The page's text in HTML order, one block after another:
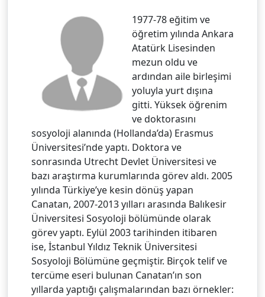
1977-78 eğitim ve
öğretim yılında Ankara
Atatürk Lisesinden
mezun oldu ve
ardından aile birleşimi
yoluyla yurt dışına
gitti. Yüksek öğrenim
ve doktorasını
sosyoloji alanında (Hollanda’da) Erasmus
Üniversitesi’nde yaptı. Doktora ve
sonrasında Utrecht Devlet Üniversitesi ve
bazı araştırma kurumlarında görev aldı. 2005
yılında Türkiye’ye kesin dönüş yapan
Canatan, 2007-2013 yılları arasında Balıkesir
Üniversitesi Sosyoloji bölümünde olarak
görev yaptı. Eylül 2003 tarihinden itibaren
ise, İstanbul Yıldız Teknik Üniversitesi
Sosyoloji Bölümüne geçmiştir. Birçok telif ve
tercüme eseri bulunan Canatan’ın son
yıllarda yaptığı çalışmalarından bazı örnekler: